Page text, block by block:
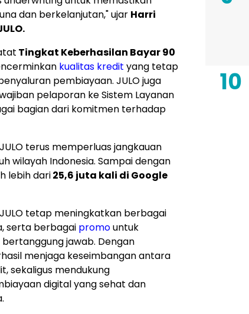
dan berkelanjutan," ujar Harri
Tingkat Keberhasilan Bayar 90
kualitas kredit yang tetap
pembiayaan. JULO juga
pelaporan ke Sistem Layanan
bagian dari komitmen terhadap
terus memperluas jangkauan
wilayah Indonesia. Sampai dengan
lebih dari25,6 juta kali di Google
tetap meningkatkan berbagai
serta berbagai promountuk
jawab. Dengan
menjaga keseimbangan antara
sekaligus mendukung
digital yang sehat dan